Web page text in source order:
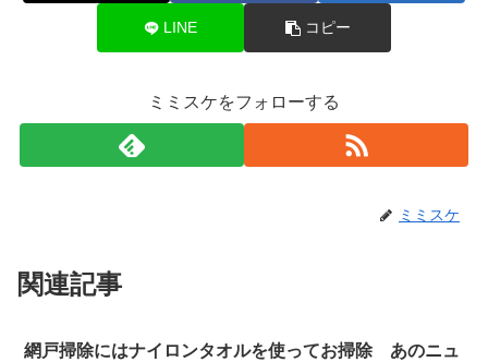
LINE コピー
ミミスケをフォローする
ミミスケ
関連記事
網戸掃除にはナイロンタオルを使ってお掃除 あのニュ